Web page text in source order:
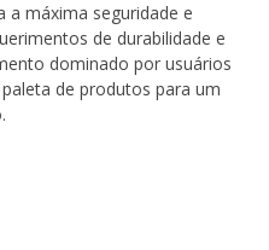
a máxima seguridade e
de durabilidade e
dominado por usuários
de produtos para um